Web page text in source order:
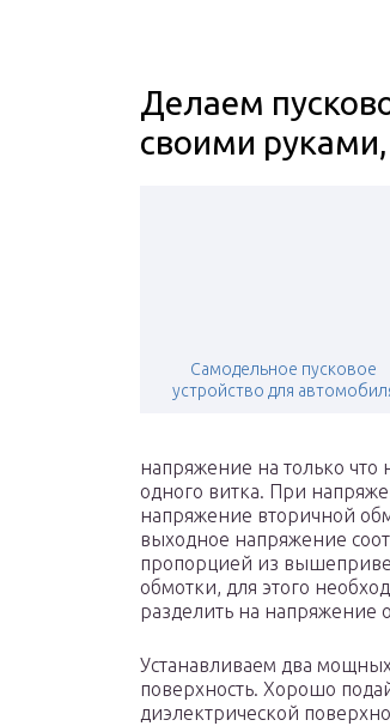
Делаем
своими
Cамодельное пусковое
устройство для
напряжение на только
одного витка. При
напряжение вторичной
выходное напряжение
пропорцией из
обмотки, для этого
разделить на напряжение
Устанавливаем два
поверхность. Хорошо
диэлектрической